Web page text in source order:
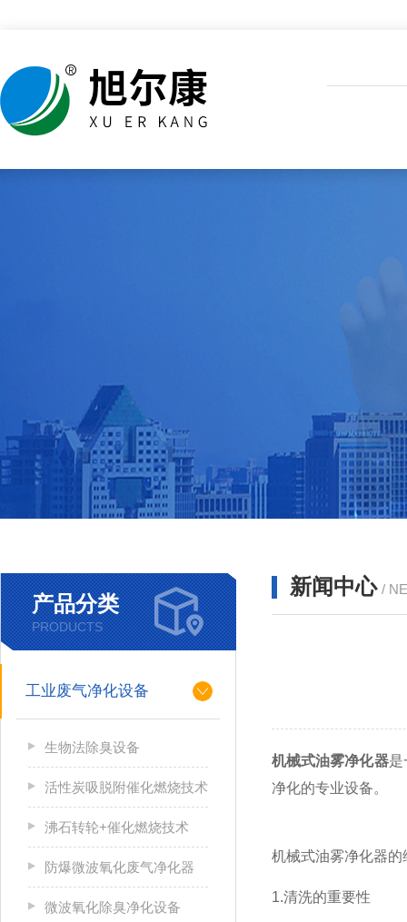
产品分类
PRODUCTS
工业废气净化设备
生物法除臭设备
活性炭吸脱附催化燃烧技术
沸石转轮+催化燃烧技术
防爆微波氧化废气净化器
微波氧化除臭净化设备
新闻中心 /
机械式油雾净化器是
净化的专业设备。
机械式油雾净化器的
1.清洗的重要性